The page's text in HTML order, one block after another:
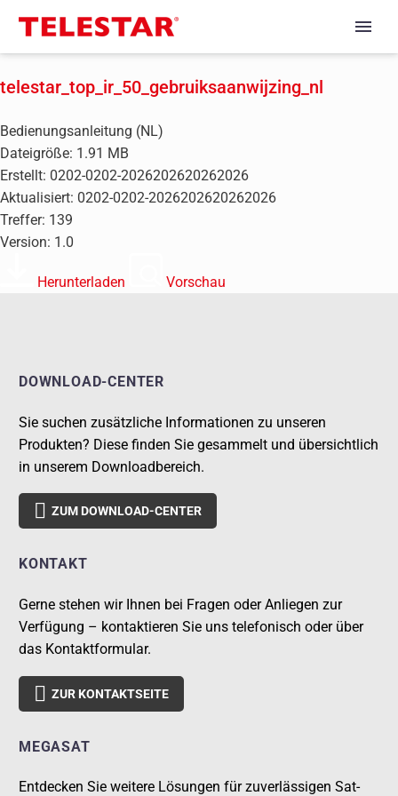
telestar_top_ir_50_gebruiksaanwijzing_nl
Bedienungsanleitung (NL)
Dateigröße: 1.91 MB
Erstellt: 0202-0202-2026202620262026
Aktualisiert: 0202-0202-2026202620262026
Treffer: 139
Version: 1.0
Herunterladen Vorschau
DOWNLOAD-CENTER
Sie suchen zusätzliche Informationen zu unseren
Produkten? Diese finden Sie gesammelt und übersichtlich
in unserem Downloadbereich.
 ZUM DOWNLOAD-CENTER
KONTAKT
Gerne stehen wir Ihnen bei Fragen oder Anliegen zur
Verfügung – kontaktieren Sie uns telefonisch oder über
das Kontaktformular.
 ZUR KONTAKTSEITE
MEGASAT
Entdecken Sie weitere Lösungen für zuverlässigen Sat-